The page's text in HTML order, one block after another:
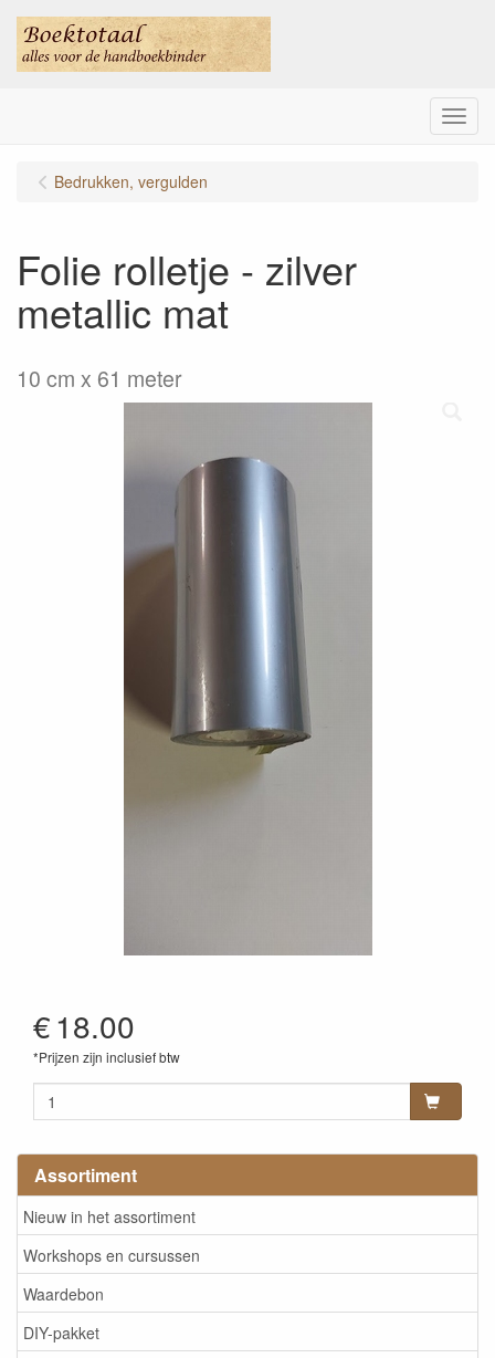
Menu
Assortiment
Nieuw in het assortiment
Workshops en cursussen
Waardebon
DIY-pakket
Bedrukken, vergulden
Folie rolletje - zilver
metallic mat
10 cm x 61 meter
€18.00
*Prijzen zijn inclusief btw